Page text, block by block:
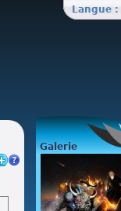
Langue :
Galerie